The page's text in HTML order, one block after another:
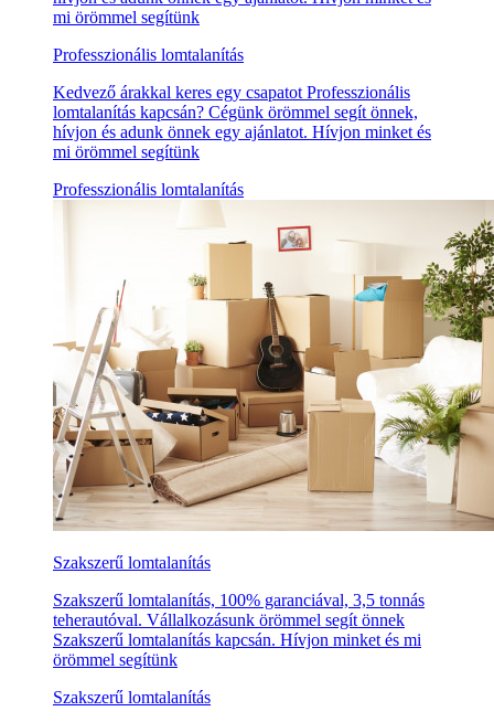
mi örömmel segítünk
Professzionális lomtalanítás
Kedvező árakkal keres egy csapatot Professzionális
lomtalanítás kapcsán? Cégünk örömmel segít önnek,
hívjon és adunk önnek egy ajánlatot. Hívjon minket és
mi örömmel segítünk
Professzionális lomtalanítás
Szakszerű lomtalanítás
Szakszerű lomtalanítás, 100% garanciával, 3,5 tonnás
teherautóval. Vállalkozásunk örömmel segít önnek
Szakszerű lomtalanítás kapcsán. Hívjon minket és mi
örömmel segítünk
Szakszerű lomtalanítás